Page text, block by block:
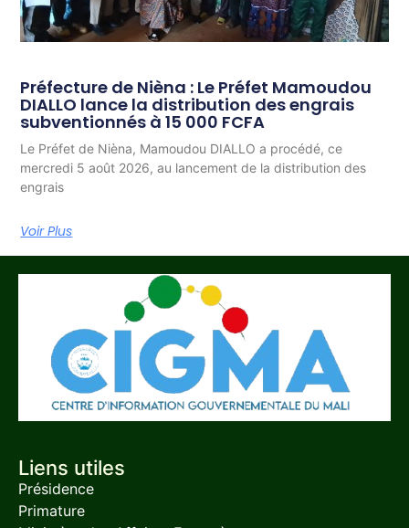
Préfecture de Nièna : Le Préfet Mamoudou
DIALLO lance la distribution des engrais
subventionnés à 15 000 FCFA
Le Préfet de Nièna, Mamoudou DIALLO a procédé, ce
mercredi 5 août 2026, au lancement de la distribution des
engrais
Voir Plus
Liens utiles
Présidence
Primature